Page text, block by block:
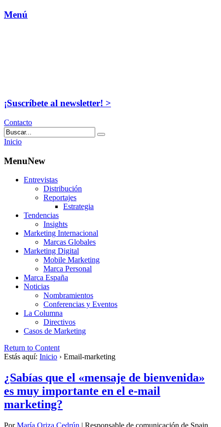
Menú
¡Suscríbete al newsletter! >
Contacto
Inicio
MenuNew
Entrevistas
Distribución
Reportajes
Estrategia
Tendencias
Insights
Marketing Internacional
Marcas Globales
Marketing Digital
Mobile Marketing
Marca Personal
Marca España
Noticias
Nombramientos
Conferencias y Eventos
La Columna
Directivos
Casos de Marketing
Return to Content
Estás aquí: Inicio › Email-marketing
¿Sabías que el «mensaje de bienvenida»
es muy importante en el e-mail
marketing?